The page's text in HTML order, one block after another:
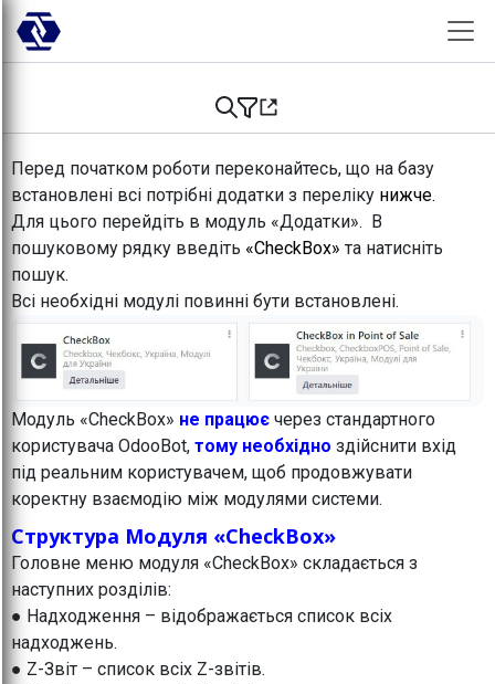
Skip to Content
Перед початком роботи переконайтесь, що на базу
встановлені всі потрібні додатки з переліку нижче.
Для цього перейдіть в модуль «Додатки». В
пошуковому рядку введіть «CheckBox» та натисніть
пошук.
Всі необхідні модулі повинні бути встановлені.
Модуль «CheckBox» не працює через стандартного
користувача OdooBot, тому необхідно здійснити вхід
під реальним користувачем, щоб продовжувати
коректну взаємодію між модулями системи.
Структура Модуля «CheckBox»
Головне меню модуля «CheckBox» складається з
наступних розділів:
● Надходження – відображається список всіх
надходжень.
● Z-Звіт – список всіх Z-звітів.